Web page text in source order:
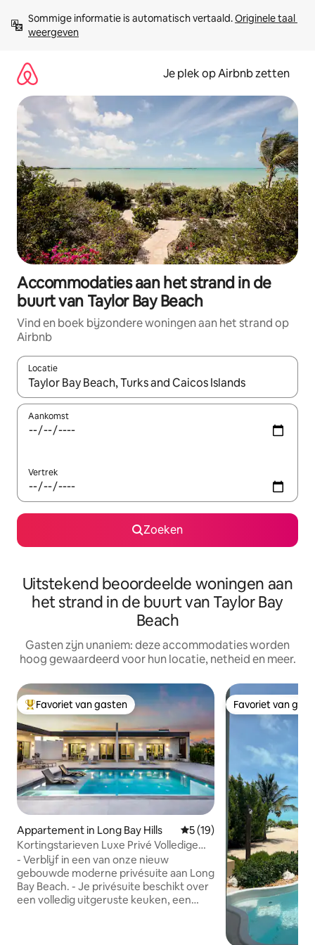
direct
naar
Sommige informatie is automatisch vertaald. Originele taal
weergeven
Je plek op Airbnb zetten
Accommodaties aan het strand in de
buurt van Taylor Bay Beach
Vind en boek bijzondere woningen aan het strand op
Airbnb
Locatie
Wanneer er resultaten beschikbaar zijn, maak je een keuze
Aankomst
Vertrek
Zoeken
Uitstekend beoordeelde woningen aan
het strand in de buurt van Taylor Bay
Beach
Gasten zijn unaniem: deze accommodaties worden
hoog gewaardeerd voor hun locatie, netheid en meer.
Topfavoriet van gasten
Favoriet van gasten
Appartement in Long Bay Hills Gemiddelde beoordeling
5 (19)
Kortingstarieven Luxe Privé Volledige
1BR Suite 2
- Verblijf in een van onze nieuw
gebouwde moderne privésuite aan Long
Bay Beach. - Je privésuite beschikt over
een volledig uitgeruste keuken, een
Favoriet van
Favoriet van